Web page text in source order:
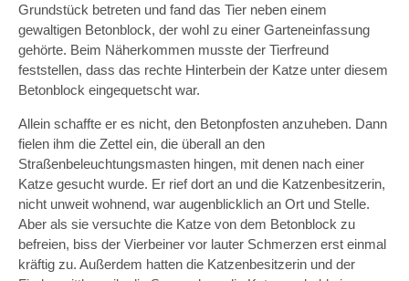
Grundstück betreten und fand das Tier neben einem
gewaltigen Betonblock, der wohl zu einer Garteneinfassung
gehörte. Beim Näherkommen musste der Tierfreund
feststellen, dass das rechte Hinterbein der Katze unter diesem
Betonblock eingequetscht war.
Allein schaffte er es nicht, den Betonpfosten anzuheben. Dann
fielen ihm die Zettel ein, die überall an den
Straßenbeleuchtungsmasten hingen, mit denen nach einer
Katze gesucht wurde. Er rief dort an und die Katzenbesitzerin,
nicht unweit wohnend, war augenblicklich an Ort und Stelle.
Aber als sie versuchte die Katze von dem Betonblock zu
befreien, biss der Vierbeiner vor lauter Schmerzen erst einmal
kräftig zu. Außerdem hatten die Katzenbesitzerin und der